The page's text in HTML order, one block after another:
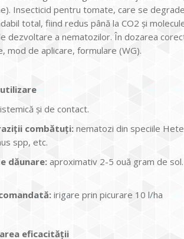
Insecticid pentru tomate, care se
total, fiind redus până la CO2 și
dezvoltare a nematozilor. În dozarea
mod de aplicare, formulare (WG).
și de contact.
combătuţi:nematozi din speciile
spp, etc.
dăunare:aproximativ 2-5 ouă gram de
irigare prin picurare 10 l/ha
eficacității